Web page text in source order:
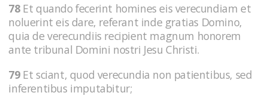
78Et quando fecerint homines eis verecundiam et
noluerint eis dare, referant inde gratias Domino,
quia de verecundiis recipient magnum honorem
ante tribunal Domini nostri Jesu Christi.
79Et sciant, quod verecundia non patientibus, sed
inferentibus imputabitur;